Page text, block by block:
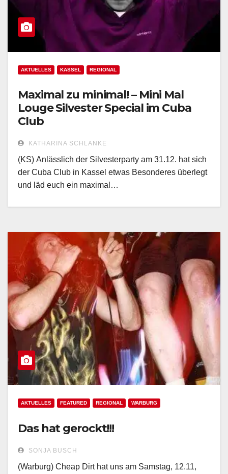
AKTUELLES KASSEL REGIONAL
Maximal zu minimal! – Mini Mal
Louge Silvester Special im Cuba
Club
KATHARINA SCHLANKE
(KS) Anlässlich der Silvesterparty am 31.12. hat sich
der Cuba Club in Kassel etwas Besonderes überlegt
und läd euch ein maximal…
AKTUELLES FEATURED REGIONAL WARBURG
Das hat gerockt!!!
SONJA BUSCH
(Warburg) Cheap Dirt hat uns am Samstag, 12.11,